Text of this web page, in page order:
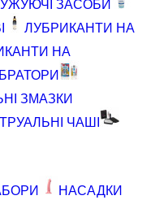
ЗАСОБИ
ЛУБРИКАНТИ НА
НА
ЗМАЗКИ
ЧАШІ
НАСАДКИ